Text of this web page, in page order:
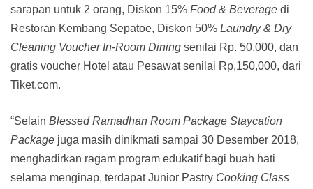
sarapan untuk 2 orang, Diskon 15% Food & Beverage di
Restoran Kembang Sepatoe, Diskon 50% Laundry & Dry
Cleaning Voucher In-Room Dining senilai Rp. 50,000, dan
gratis voucher Hotel atau Pesawat senilai Rp,150,000, dari
Tiket.com.
“Selain Blessed Ramadhan Room Package Staycation
Package juga masih dinikmati sampai 30 Desember 2018,
menghadirkan ragam program edukatif bagi buah hati
selama menginap, terdapat Junior Pastry Cooking Class